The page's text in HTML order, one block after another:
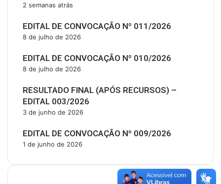
2 semanas atrás
EDITAL DE CONVOCAÇÃO Nº 011/2026
8 de julho de 2026
EDITAL DE CONVOCAÇÃO Nº 010/2026
8 de julho de 2026
RESULTADO FINAL (APÓS RECURSOS) –
EDITAL 003/2026
3 de junho de 2026
EDITAL DE CONVOCAÇÃO Nº 009/2026
1 de junho de 2026